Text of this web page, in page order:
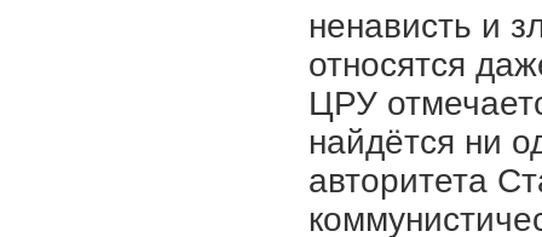
ненависть и
относятся
ЦРУ
найдётся ни
авторитета